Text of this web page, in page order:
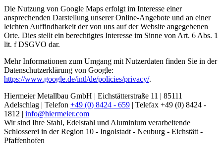
Die Nutzung von Google Maps erfolgt im Interesse einer
ansprechenden Darstellung unserer Online-Angebote und an einer
leichten Auffindbarkeit der von uns auf der Website angegebenen
Orte. Dies stellt ein berechtigtes Interesse im Sinne von Art. 6 Abs. 1
lit. f DSGVO dar.
Mehr Informationen zum Umgang mit Nutzerdaten finden Sie in der
Datenschutzerklärung von Google:
https://www.google.de/intl/de/policies/privacy/.
Hiermeier Metallbau GmbH | Eichstätterstraße 11 | 85111
Adelschlag | Telefon +49 (0) 8424 - 659 | Telefax +49 (0) 8424 -
1812 | info@hiermeier.com
Wir sind Ihre Stahl, Edelstahl und Aluminium verarbeitende
Schlosserei in der Region 10 - Ingolstadt - Neuburg - Eichstätt -
Pfaffenhofen